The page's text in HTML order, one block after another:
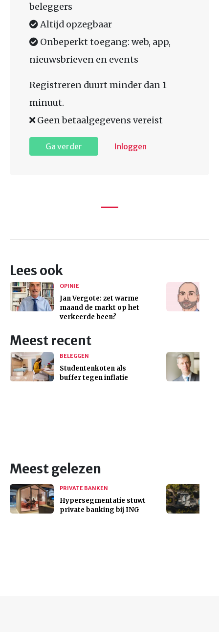
beleggers
Altijd opzegbaar
Onbeperkt toegang: web, app,
nieuwsbrieven en events
Registreren duurt minder dan 1
minuut.
Geen betaalgegevens vereist
Ga verder Inloggen
Lees ook
OPINIE
Jan Vergote: zet warme
maand de markt op het
verkeerde been?
Meest recent
BELEGGEN
Studentenkoten als
buffer tegen inflatie
Meest gelezen
PRIVATE BANKEN
Hypersegmentatie stuwt
private banking bij ING